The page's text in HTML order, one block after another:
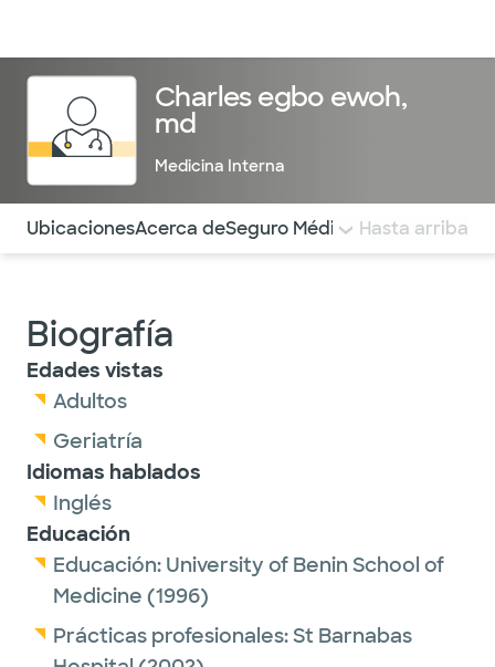
Charles egbo ewoh,
md
Medicina Interna
Utilice esta navegación para saltar rápidamente a
UbicacionesAcerca deSeguro Médico COMENTARIOS
Hasta arriba
Biografía
Edades vistas
Adultos
Geriatría
Idiomas hablados
Inglés
Educación
Educación: University of Benin School of
Medicine (1996)
Prácticas profesionales:St Barnabas